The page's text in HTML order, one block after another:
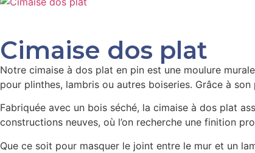
Cimaise dos plat
Notre cimaise à dos plat en pin est une moulure
pour plinthes, lambris ou autres boiseries. Grâce à
Fabriquée avec un bois séché, la cimaise à dos plat
constructions neuves, où l’on recherche une finition
Que ce soit pour masquer le joint entre le mur et un